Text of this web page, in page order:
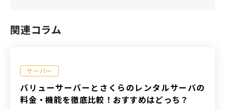
関連コラム
サーバー
バリューサーバーとさくらのレンタルサーバの
料金・機能を徹底比較！おすすめはどっち？